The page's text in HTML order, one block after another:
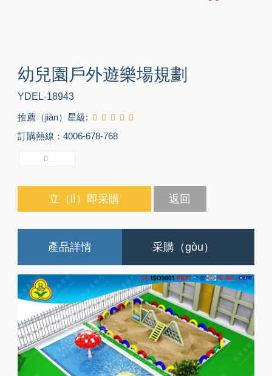
幼兒園戶外遊樂場規劃
YDEL-18943
推薦（jiàn）星級:
訂購熱線：4006-678-768
立（lì）即采購 返回
產品詳情 采購（gòu）